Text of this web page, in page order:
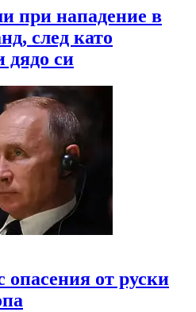
при нападение в
след като
дядо си
опасения от руски